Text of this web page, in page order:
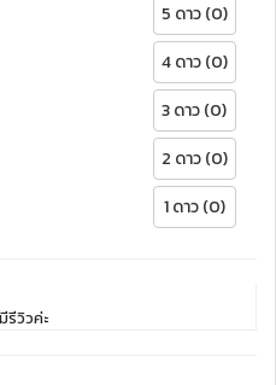
5 ดาว (0)
4 ดาว (0)
3 ดาว (0)
2 ดาว (0)
1 ดาว (0)
รีวิวค่ะ